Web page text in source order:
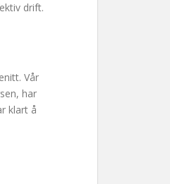
drift.
Vår
har
klart å